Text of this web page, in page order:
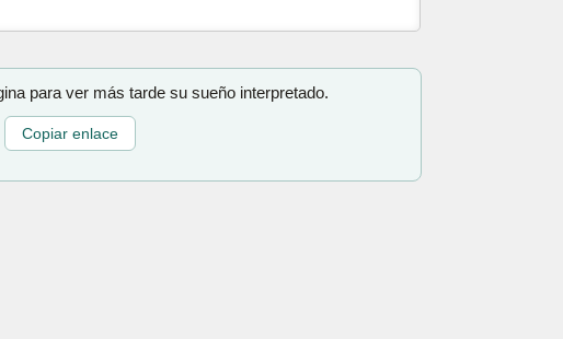
para ver más tarde su sueño interpretado.
Copiar enlace